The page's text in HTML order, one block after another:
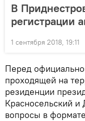
В
регистрации
1 сентября 2018, 19:11
Перед
проходящей на
резиденции
Красносельский
вопросы в формате